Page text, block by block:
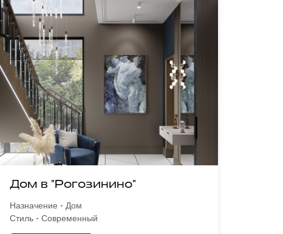
Дом в "Рогозинино"
Назначение - Дом
Стиль - Современный